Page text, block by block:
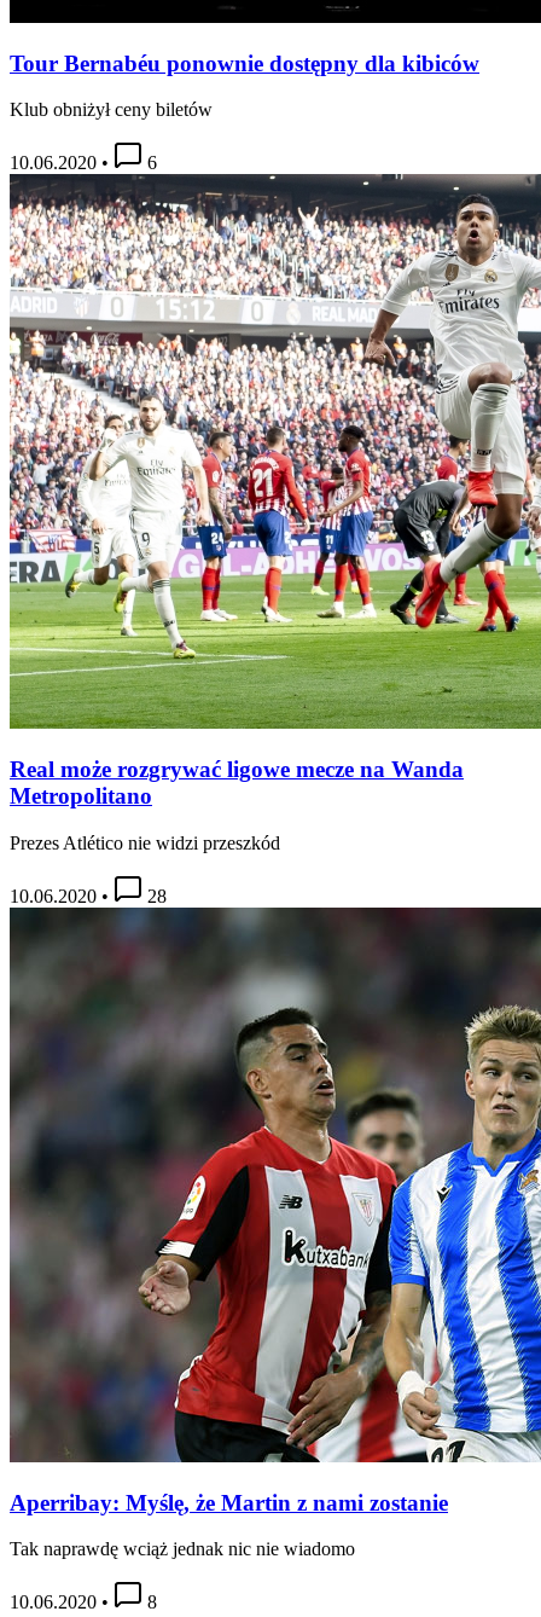
Tour Bernabéu ponownie dostępny dla kibiców
Klub obniżył ceny biletów
10.06.2020 • 6
Real może rozgrywać ligowe mecze na Wanda
Metropolitano
Prezes Atlético nie widzi przeszkód
10.06.2020 • 28
Aperribay: Myślę, że Martin z nami zostanie
Tak naprawdę wciąż jednak nic nie wiadomo
10.06.2020 •
8